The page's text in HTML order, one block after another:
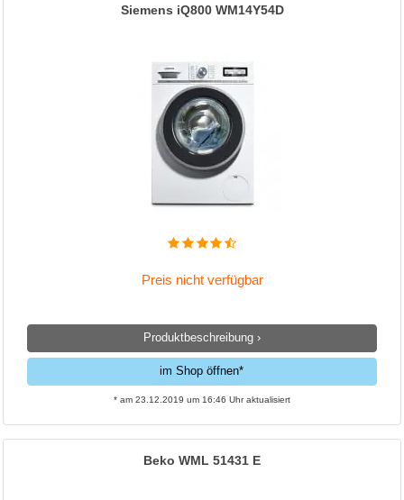
Siemens iQ800 WM14Y54D
Preis nicht verfügbar
Produktbeschreibung ›
im Shop öffnen*
* am 23.12.2019 um 16:46 Uhr aktualisiert
Beko WML 51431 E